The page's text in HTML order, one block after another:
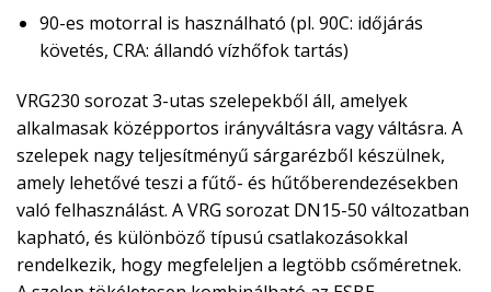
90-es motorral is használható (pl. 90C: időjárás
követés, CRA: állandó vízhőfok tartás)
VRG230 sorozat 3-utas szelepekből áll, amelyek
alkalmasak középportos irányváltásra vagy váltásra. A
szelepek nagy teljesítményű sárgarézből készülnek,
amely lehetővé teszi a fűtő- és hűtőberendezésekben
való felhasználást. A VRG sorozat DN15-50 változatban
kapható, és különböző típusú csatlakozásokkal
rendelkezik, hogy megfeleljen a legtöbb csőméretnek.